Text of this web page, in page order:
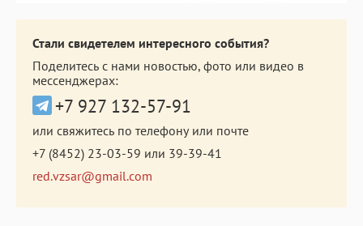
Стали свидетелем интересного события?
Поделитесь с нами новостью, фото или видео в
мессенджерах:
+7 927 132-57-91
или свяжитесь по телефону или почте
+7 (8452) 23-03-59 или 39-39-41
red.vzsar@gmail.com